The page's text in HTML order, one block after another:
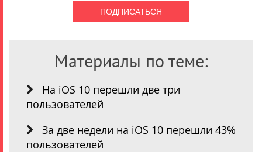
Материалы по теме:
На iOS 10 перешли две три
пользователей
За две недели на iOS 10 перешли 43%
пользователей